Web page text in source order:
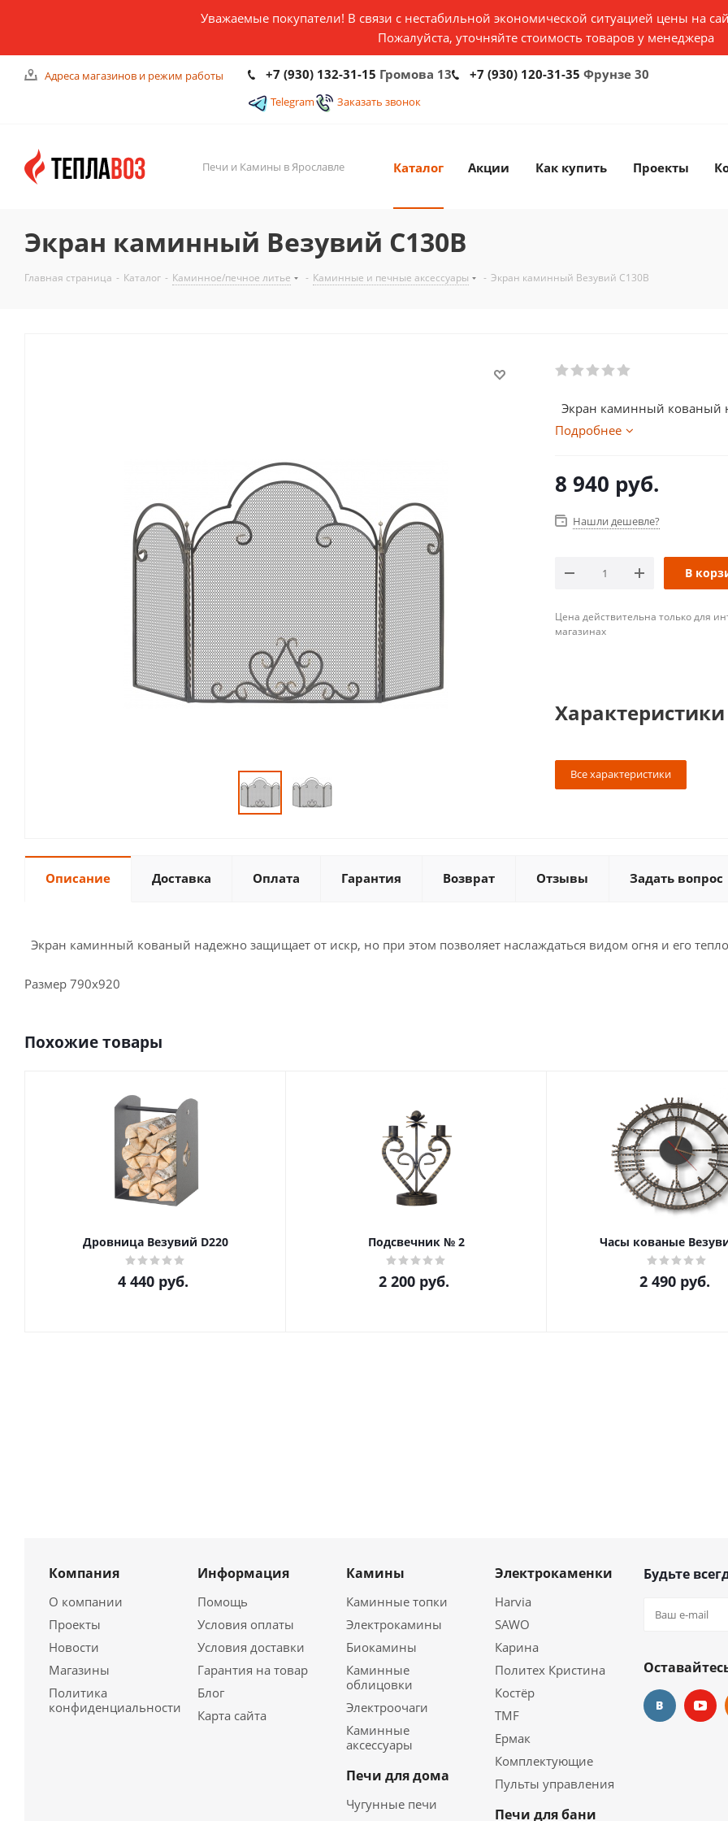
Уважаемые покупатели! В связи с нестабильной экономической ситуацией цены на
Пожалуйста, уточняйте стоимость товаров у менеджера
Адреса магазинов и режим работы +7 (930) 132-31-15 Громова 13 +7 (930) 120-31-35 Фрунзе 30
Telegram Заказать звонок
Печи и Камины в Ярославле Каталог Акции Как купить Проекты
Экран каминный Везувий С130B
Главная страница - Каталог - Каминное/печное литье - Каминные и печные аксессуары - Экран каминный Везувий С130B
Экран каминный кованый
Подробнее
8 940 руб.
Нашли дешевле?
В
Цена действительна только для
магазинах
Характеристики
Все характеристики
Описание Доставка Оплата Гарантия Возврат Отзывы Задать вопрос
Экран каминный кованый надежно защищает от искр, но при этом позволяет наслаждаться видом огня и его
Размер 790х920
Похожие товары
Дровница Везувий D220
4 440руб.
Подсвечник № 2
2 200руб.
Часы кованые
2 490руб.
Компания
О компании
Проекты
Новости
Магазины
Политика
конфиденциальности
Информация
Помощь
Условия оплаты
Условия доставки
Гарантия на товар
Блог
Карта сайта
Камины
Каминные топки
Электрокамины
Биокамины
Каминные
облицовки
Электроочаги
Каминные
аксессуары
Печи для дома
Чугунные печи
Электрокаменки
Harvia
SAWO
Карина
Политех Кристина
Костёр
TMF
Ермак
Комплектующие
Пульты управления
Печи для бани
Будьте